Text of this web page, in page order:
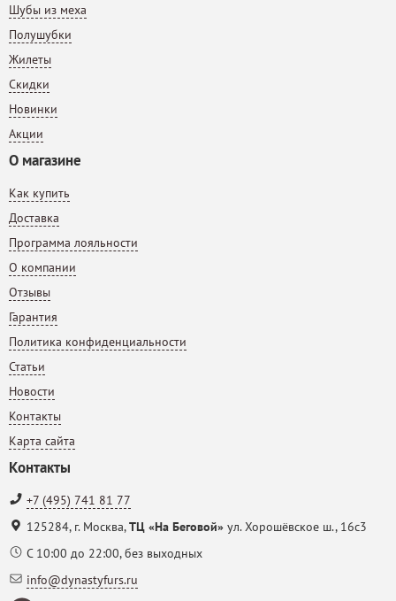
Шубы из меха
Полушубки
Жилеты
Скидки
Новинки
Акции
О магазине
Как купить
Доставка
Программа лояльности
О компании
Отзывы
Гарантия
Политика конфиденциальности
Статьи
Новости
Контакты
Карта сайта
Контакты
+7 (495) 741 81 77
125284, г. Москва,ТЦ «На Беговой» ул. Хорошёвское ш., 16с3
С 10:00 до 22:00, без выходных
info@dynastyfurs.ru